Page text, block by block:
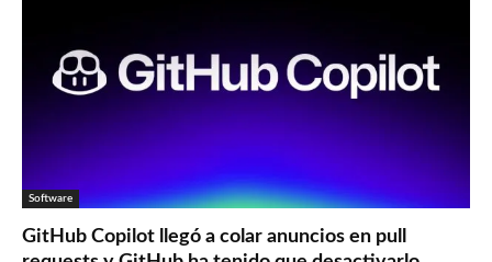
Software
GitHub Copilot llegó a colar anuncios en pull